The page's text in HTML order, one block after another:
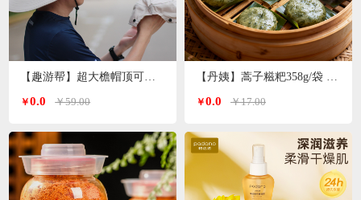
【趣游帮】超大檐帽顶可拆卸防晒帽（S-2308）
￥0.0 ￥59.00
【丹姨】蒿子糍粑358g/袋 6个装（甜味）
￥0.0 ￥17.00